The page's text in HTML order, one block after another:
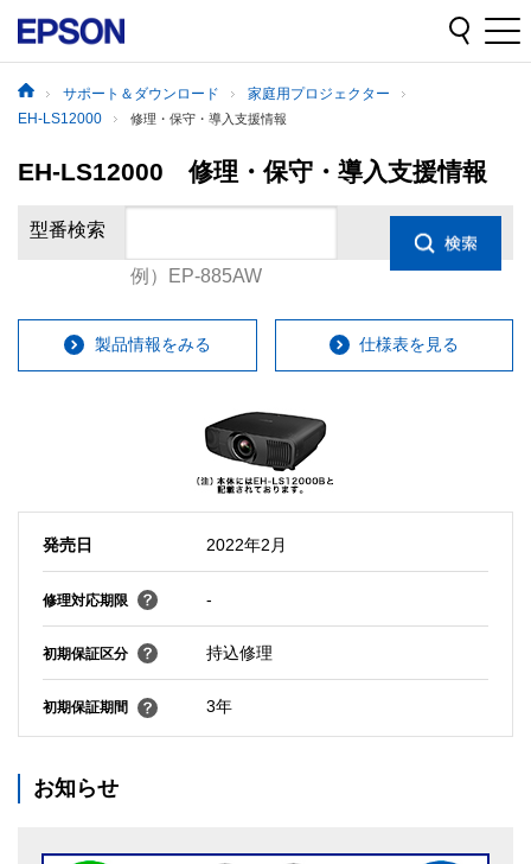
サポート＆ダウンロード
家庭用プロジェクター
EH-LS12000
修理・保守・導入支援情報
EH-LS12000 修理・保守・導入支援情報
型番検索
例）EP-885AW
製品情報をみる 仕様表を見る
発売日 2022年2月
修理対応期限 -
初期保証区分 持込修理
初期保証期間 3年
お知らせ